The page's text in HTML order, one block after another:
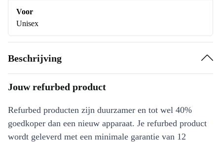
Voor
Unisex
Beschrijving
Jouw refurbed product
Refurbed producten zijn duurzamer en tot wel 40%
goedkoper dan een nieuw apparaat. Je refurbed product
wordt geleverd met een minimale garantie van 12